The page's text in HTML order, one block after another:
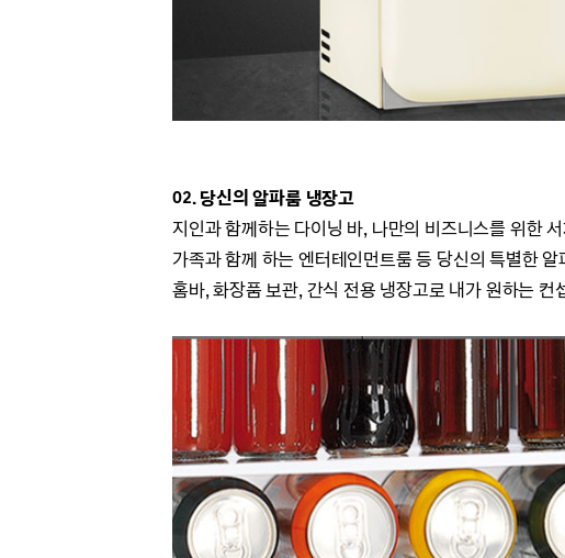
02. 당신의 알파룸 냉장고
지인과 함께하는 다이닝 바, 나만의 비즈니스를 위한
가족과 함께 하는 엔터테인먼트룸 등 당신의 특별한
홈바, 화장품 보관, 간식 전용 냉장고로 내가 원하는 컨